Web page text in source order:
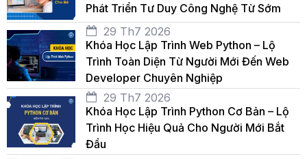
Phát Triển Tư Duy Công Nghệ Từ Sớm
29 Th7 2026
Khóa Học Lập Trình Web Python – Lộ
Trình Toàn Diện Từ Người Mới Đến Web
Developer Chuyên Nghiệp
29 Th7 2026
Khóa Học Lập Trình Python Cơ Bản – Lộ
Trình Học Hiệu Quả Cho Người Mới Bắt
Đầu